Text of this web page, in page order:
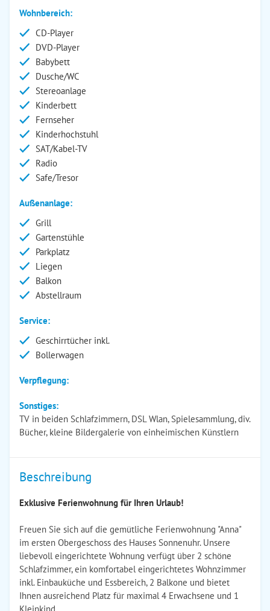
Wohnbereich:
CD-Player
DVD-Player
Babybett
Dusche/WC
Stereoanlage
Kinderbett
Fernseher
Kinderhochstuhl
SAT/Kabel-TV
Radio
Safe/Tresor
Außenanlage:
Grill
Gartenstühle
Parkplatz
Liegen
Balkon
Abstellraum
Service:
Geschirrtücher inkl.
Bollerwagen
Verpflegung:
Sonstiges:
TV in beiden Schlafzimmern, DSL Wlan, Spielesammlung, div.
Bücher, kleine Bildergalerie von einheimischen Künstlern
Beschreibung
Exklusive Ferienwohnung für Ihren Urlaub!
Freuen Sie sich auf die gemütliche Ferienwohnung "Anna"
im ersten Obergeschoss des Hauses Sonnenuhr. Unsere
liebevoll eingerichtete Wohnung verfügt über 2 schöne
Schlafzimmer, ein komfortabel eingerichtetes Wohnzimmer
inkl. Einbauküche und Essbereich, 2 Balkone und bietet
Ihnen ausreichend Platz für maximal 4 Erwachsene und 1